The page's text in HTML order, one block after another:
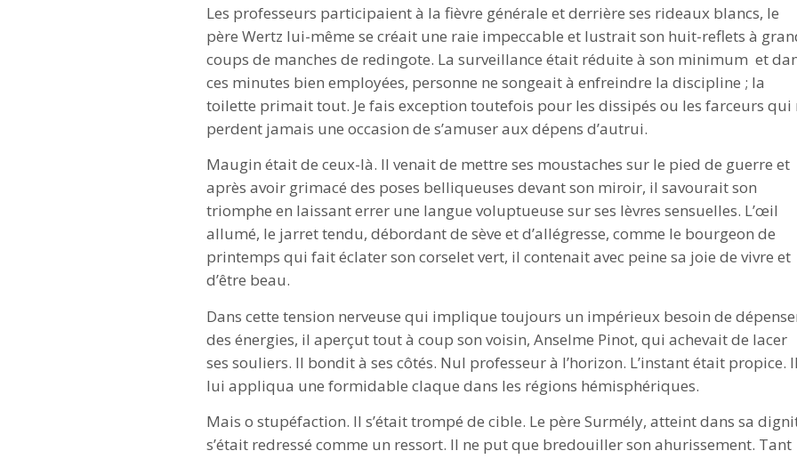
Les professeurs participaient à la fièvre générale et derrière ses rideaux blancs, le
père Wertz lui-même se créait une raie impeccable et lustrait son huit-reflets à
coups de manches de redingote. La surveillance était réduite à son minimum et
ces minutes bien employées, personne ne songeait à enfreindre la discipline ; la
toilette primait tout. Je fais exception toutefois pour les dissipés ou les farceurs qui
perdent jamais une occasion de s’amuser aux dépens d’autrui.
Maugin était de ceux-là. Il venait de mettre ses moustaches sur le pied de guerre et
après avoir grimacé des poses belliqueuses devant son miroir, il savourait son
triomphe en laissant errer une langue voluptueuse sur ses lèvres sensuelles. L’œil
allumé, le jarret tendu, débordant de sève et d’allégresse, comme le bourgeon de
printemps qui fait éclater son corselet vert, il contenait avec peine sa joie de vivre et
d’être beau.
Dans cette tension nerveuse qui implique toujours un impérieux besoin de
des énergies, il aperçut tout à coup son voisin, Anselme Pinot, qui achevait de lacer
ses souliers. Il bondit à ses côtés. Nul professeur à l’horizon. L’instant était propice. Il
lui appliqua une formidable claque dans les régions hémisphériques.
Mais o stupéfaction. Il s’était trompé de cible. Le père Surmély, atteint dans sa
s’était redressé comme un ressort. Il ne put que bredouiller son ahurissement. Tant